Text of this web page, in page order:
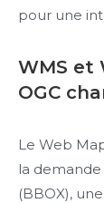
pour une
WMS et
OGC
Le Web
la
(BBOX),